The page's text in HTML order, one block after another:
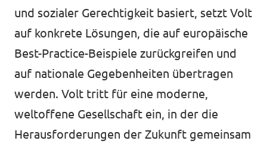
und sozialer Gerechtigkeit basiert, setzt Volt
auf konkrete Lösungen, die auf europäische
Best-Practice-Beispiele zurückgreifen und
auf nationale Gegebenheiten übertragen
werden. Volt tritt für eine moderne,
weltoffene Gesellschaft ein, in der die
Herausforderungen der Zukunft gemeinsam